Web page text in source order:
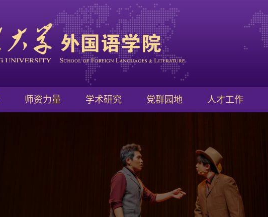
师资力量 学术研究 党群园地 人才工作